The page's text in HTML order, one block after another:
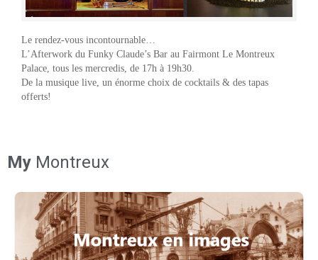
Le rendez-vous incontournable…
L’Afterwork du Funky Claude’s Bar au Fairmont Le Montreux
Palace, tous les mercredis, de 17h à 19h30.
De la musique live, un énorme choix de cocktails & des tapas
offerts!
My Montreux